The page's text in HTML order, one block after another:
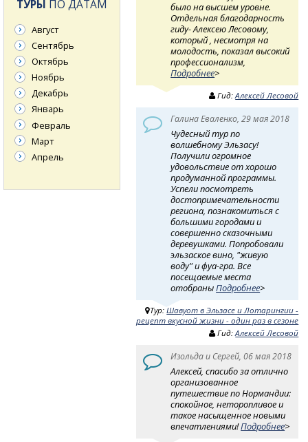
было на высшем уровне.
Отдельная благодарность
гиду- Алексею Лесовому,
который , несмотря на
молодость, показал высокий
профессионализм,
Подробнее>
Гид:Алексей Лесовой
Галина Еваленко, 29 мая 2018
Чудесный тур по
волшебному Эльзасу!
Получили огромное
удовольствие от хорошо
продуманной программы.
Успели посмотреть
достопримечательности
региона, познакомиться с
большими городами и
совершенно сказочными
деревушками. Попробовали
эльзаское вино, "живую
воду" и фуа-гра. Все
посещаемые места
отобраныПодробнее>
Тур:Шавуот в Эльзасе и Лотарингии -
рецепт вкусной жизни - один раз в сезоне
Гид:Алексей Лесовой
Изольда и Сергей, 06 мая 2018
Алексей, спасибо за отлично
организованное
путешествие по Нормандии:
спокойное, неторопливое и
такое насыщенное новыми
впечатлениями!Подробнее>
ТУРЫ ПО ДАТАМ
Август
Сентябрь
Октябрь
Ноябрь
Декабрь
Январь
Февраль
Март
Апрель